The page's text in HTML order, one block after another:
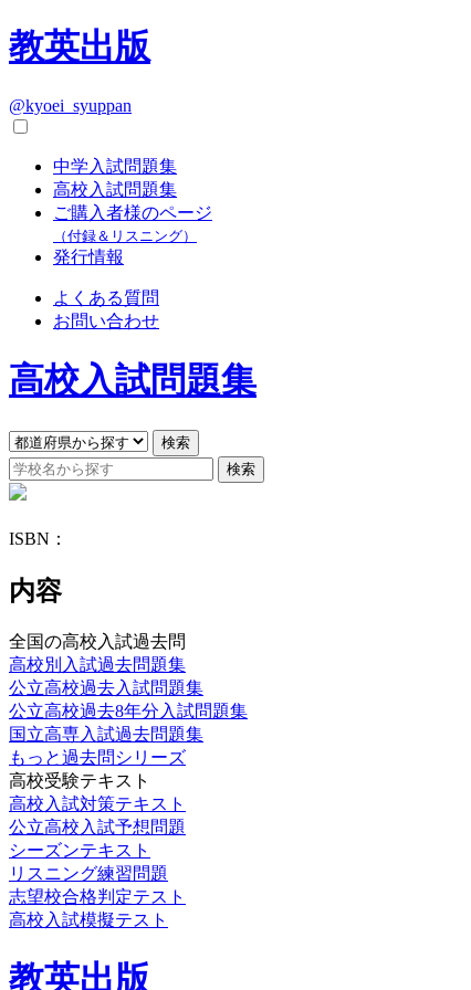
教英出版
@kyoei_syuppan
中学入試問題集
高校入試問題集
ご購入者様のページ
（付録＆リスニング）
発行情報
よくある質問
お問い合わせ
高校入試問題集
ISBN：
内容
全国の高校入試過去問
高校別入試過去問題集
公立高校過去入試問題集
公立高校過去8年分入試問題集
国立高専入試過去問題集
もっと過去問シリーズ
高校受験テキスト
高校入試対策テキスト
公立高校入試予想問題
シーズンテキスト
リスニング練習問題
志望校合格判定テスト
高校入試模擬テスト
教英出版